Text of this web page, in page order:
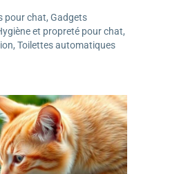
pour chat, Gadgets
et propreté pour chat,
, Toilettes automatiques